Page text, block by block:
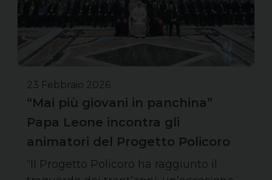
23 Febbraio 2026
“Mai più giovani in panchina”
Papa Leone incontra gli
animatori del Progetto Policoro
“Il Progetto Policoro ha raggiunto il